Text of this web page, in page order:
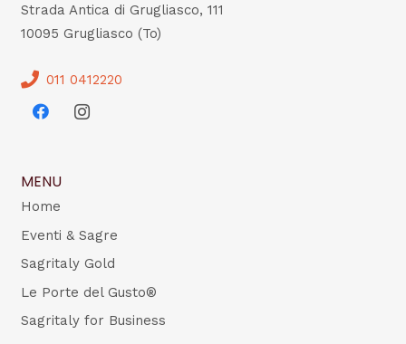
Strada Antica di Grugliasco, 111
10095 Grugliasco (To)
011 0412220
MENU
Home
Eventi & Sagre
Sagritaly Gold
Le Porte del Gusto®
Sagritaly for Business